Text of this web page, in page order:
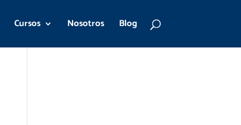
Cursos Nosotros Blog